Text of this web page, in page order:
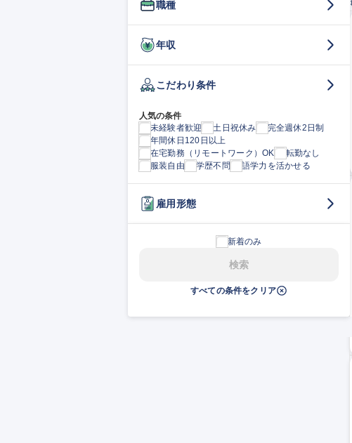
職種
年収
こだわり条件
人気の条件
未経験者歓迎
土日祝休み
完全週休2日制
年間休日120日以上
在宅勤務（リモートワーク）OK
転勤なし
服装自由
学歴不問 語学力を活かせる
雇用形態
新着のみ
検索
すべての条件をクリア